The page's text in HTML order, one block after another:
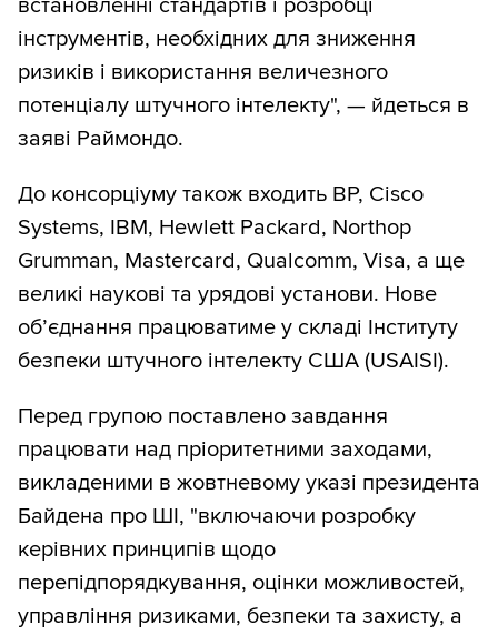
встановленні стандартів і розробці
інструментів, необхідних для зниження
ризиків і використання величезного
потенціалу штучного інтелекту", — йдеться в
заяві Раймондо.
До консорціуму також входить BP, Cisco
Systems, IBM, Hewlett Packard, Northop
Grumman, Mastercard, Qualcomm, Visa, а ще
великі наукові та урядові установи. Нове
обʼєднання працюватиме у складі Інституту
безпеки штучного інтелекту США (USAISI).
Перед групою поставлено завдання
працювати над пріоритетними заходами,
викладеними в жовтневому указі президента
Байдена про ШІ, "включаючи розробку
керівних принципів щодо
перепідпорядкування, оцінки можливостей,
управління ризиками, безпеки та захисту, а